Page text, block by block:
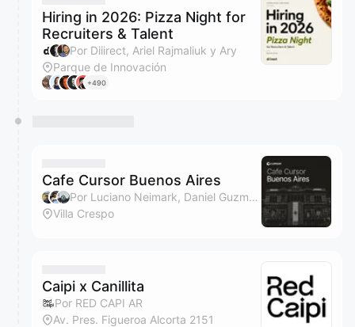
Hiring in 2026: Pizza Night for
Recruiters & Talent
Por Diiirect, Ariel Rajmaliuk y Ary
Parque de Innovación
+490
Cafe Cursor Buenos Aires
Por Luciano Neimark, Daniel Guzman y Federico Viera
Villa Crespo
Caipi x Canillita
Por RED CAPI AR
Av. Pres. Figueroa Alcorta 2151